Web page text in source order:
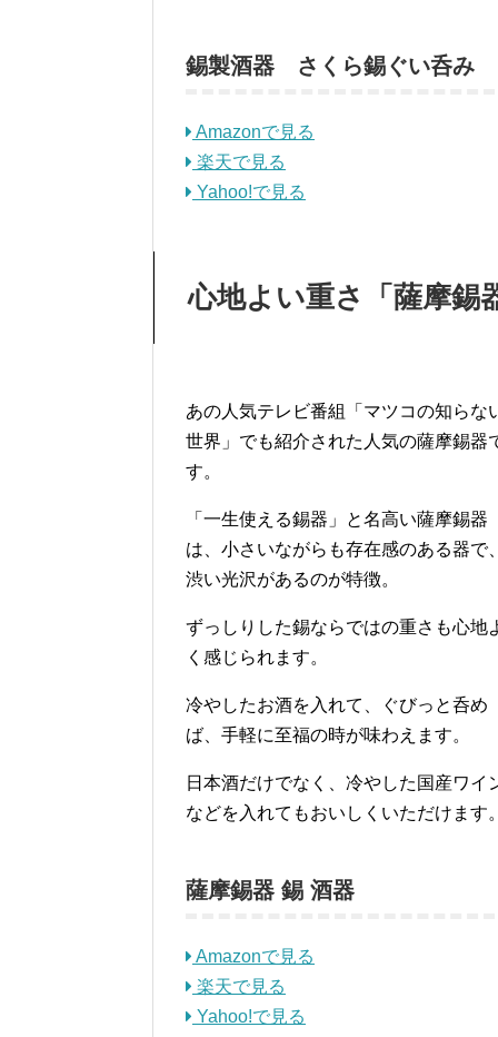
錫製酒器 さくら錫ぐい呑み
Amazonで見る
楽天で見る
Yahoo!で見る
心地よい重さ「薩摩錫
あの人気テレビ番組「マツコの知らな
世界」でも紹介された人気の薩摩錫器
す。
「一生使える錫器」と名高い薩摩錫器
は、小さいながらも存在感のある器で、
渋い光沢があるのが特徴。
ずっしりした錫ならではの重さも心地
く感じられます。
冷やしたお酒を入れて、ぐびっと呑め
ば、手軽に至福の時が味わえます。
日本酒だけでなく、冷やした国産ワイ
などを入れてもおいしくいただけます。
薩摩錫器 錫 酒器
Amazonで見る
楽天で見る
Yahoo!で見る